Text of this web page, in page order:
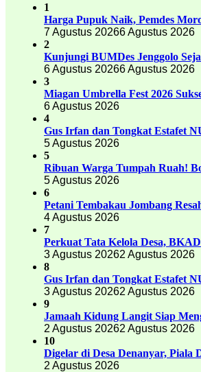
1
Harga Pupuk Naik, Pemdes
7 Agustus 20266 Agustus 2026
2
Kunjungi BUMDes Jenggolo
6 Agustus 20266 Agustus 2026
3
Miagan Umbrella Fest 2026
6 Agustus 2026
4
Gus Irfan dan Tongkat Estafet
5 Agustus 2026
5
Ribuan Warga Tumpah Ruah!
5 Agustus 2026
6
Petani Tembakau Jombang
4 Agustus 2026
7
Perkuat Tata Kelola Desa,
3 Agustus 20262 Agustus 2026
8
Gus Irfan dan Tongkat Estafet
3 Agustus 20262 Agustus 2026
9
Jamaah Kidung Langit Siap
2 Agustus 20262 Agustus 2026
10
Digelar di Desa Denanyar, Piala
2 Agustus 2026